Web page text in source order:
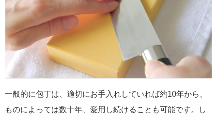
一般的に包丁は、適切にお手入れしていれば約10年から、
ものによっては数十年、愛用し続けることも可能です。し